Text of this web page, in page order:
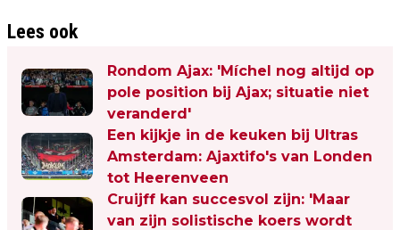
Lees ook
Rondom Ajax: 'Míchel nog altijd op
pole position bij Ajax; situatie niet
veranderd'
Een kijkje in de keuken bij Ultras
Amsterdam: Ajaxtifo's van Londen
tot Heerenveen
Cruijff kan succesvol zijn: 'Maar
van zijn solistische koers wordt